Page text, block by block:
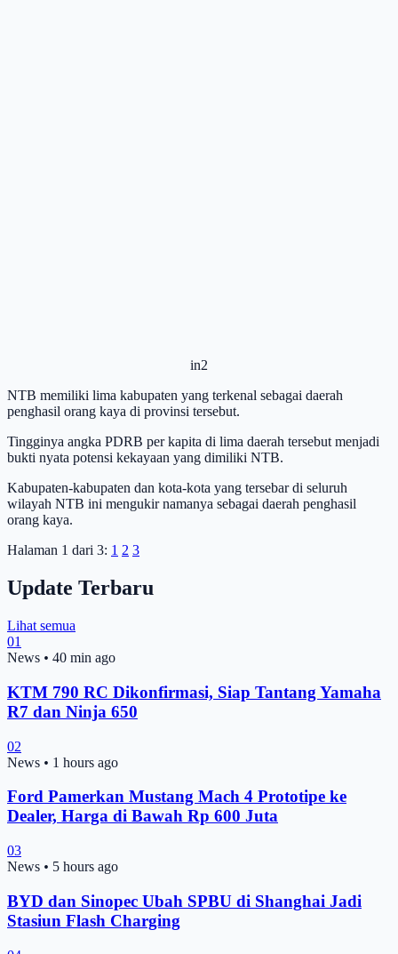
in2
NTB memiliki lima kabupaten yang terkenal sebagai daerah
penghasil orang kaya di provinsi tersebut.
Tingginya angka PDRB per kapita di lima daerah tersebut menjadi
bukti nyata potensi kekayaan yang dimiliki NTB.
Kabupaten-kabupaten dan kota-kota yang tersebar di seluruh
wilayah NTB ini mengukir namanya sebagai daerah penghasil
orang kaya.
Halaman 1 dari 3: 1 2 3
Update Terbaru
Lihat semua
01
News • 40 min ago
KTM 790 RC Dikonfirmasi, Siap Tantang Yamaha
R7 dan Ninja 650
02
News • 1 hours ago
Ford Pamerkan Mustang Mach 4 Prototipe ke
Dealer, Harga di Bawah Rp 600 Juta
03
News • 5 hours ago
BYD dan Sinopec Ubah SPBU di Shanghai Jadi
Stasiun Flash Charging